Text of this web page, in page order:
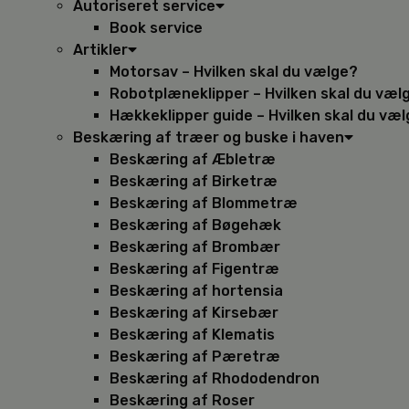
Autoriseret service
Book service
Artikler
Motorsav – Hvilken skal du vælge?
Robotplæneklipper – Hvilken skal du
Hækkeklipper guide – Hvilken skal du
Beskæring af træer og buske i haven
Beskæring af Æbletræ
Beskæring af Birketræ
Beskæring af Blommetræ
Beskæring af Bøgehæk
Beskæring af Brombær
Beskæring af Figentræ
Beskæring af hortensia
Beskæring af Kirsebær
Beskæring af Klematis
Beskæring af Pæretræ
Beskæring af Rhododendron
Beskæring af Roser